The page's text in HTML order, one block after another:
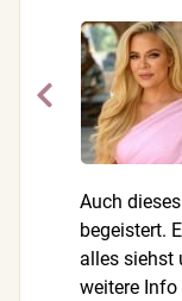
Auch
begeistert.
alles siehst
weitere Info